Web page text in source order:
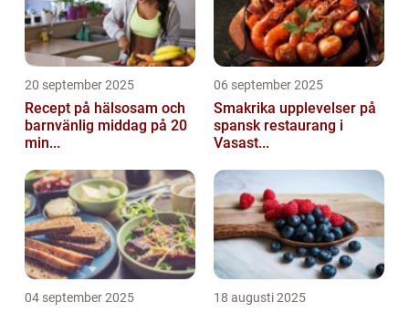
20 september 2025
Recept på hälsosam och
barnvänlig middag på 20
min...
06 september 2025
Smakrika upplevelser på
spansk restaurang i
Vasast...
04 september 2025 18 augusti 2025